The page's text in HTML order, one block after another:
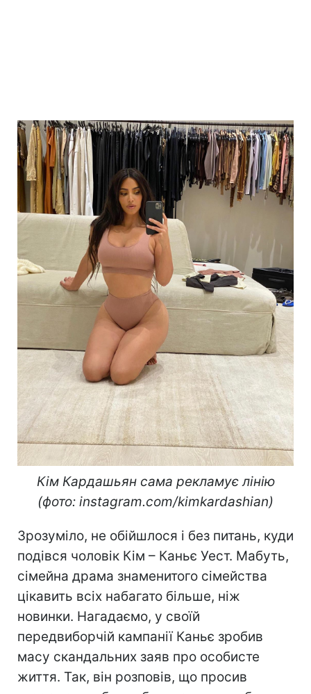
Кім Кардашьян сама рекламує лінію
(фото: instagram.com/kimkardashian)
Зрозуміло, не обійшлося і без питань, куди
подівся чоловік Кім – Каньє Уест. Мабуть,
сімейна драма знаменитого сімейства
цікавить всіх набагато більше, ніж
новинки. Нагадаємо, у своїй
передвиборчій кампанії Каньє зробив
масу скандальних заяв про особисте
життя. Так, він розповів, що просив